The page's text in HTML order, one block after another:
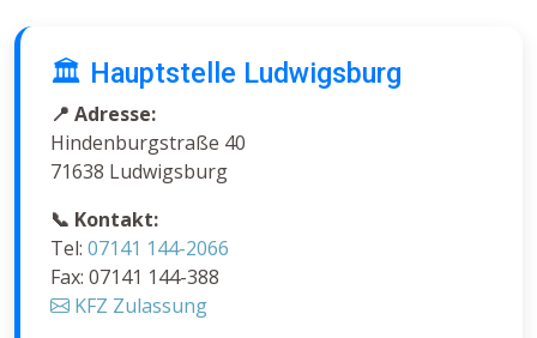
🏛️ Hauptstelle Ludwigsburg
📍 Adresse:
Hindenburgstraße 40
71638 Ludwigsburg
📞 Kontakt:
Tel: 07141 144-2066
Fax: 07141 144-388
KFZ Zulassung